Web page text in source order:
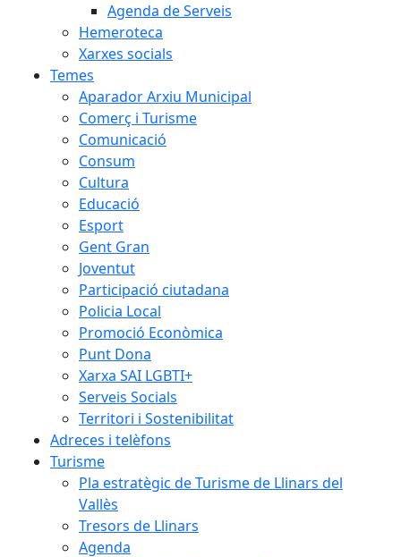
Agenda de Serveis
Hemeroteca
Xarxes socials
Temes
Aparador Arxiu Municipal
Comerç i Turisme
Comunicació
Consum
Cultura
Educació
Esport
Gent Gran
Joventut
Participació ciutadana
Policia Local
Promoció Econòmica
Punt Dona
Xarxa SAI LGBTI+
Serveis Socials
Territori i Sostenibilitat
Adreces i telèfons
Turisme
Pla estratègic de Turisme de Llinars del
Vallès
Tresors de Llinars
Agenda